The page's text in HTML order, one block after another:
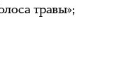
травы»;